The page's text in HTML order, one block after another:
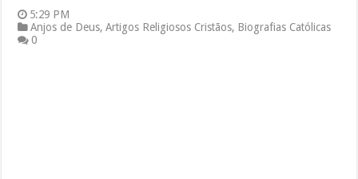
5:29 PM
Anjos de Deus,Artigos Religiosos Cristãos, Biografias Católicas
0